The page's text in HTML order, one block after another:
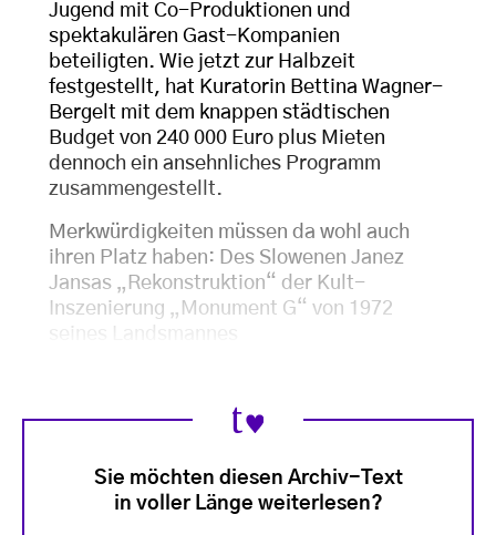
Jugend mit Co-Produktionen und
spektakulären Gast-Kompanien
beteiligten. Wie jetzt zur Halbzeit
festgestellt, hat Kuratorin Bettina Wagner-
Bergelt mit dem knappen städtischen
Budget von 240 000 Euro plus Mieten
dennoch ein ansehnliches Programm
zusammengestellt.
Merkwürdigkeiten müssen da wohl auch
ihren Platz haben: Des Slowenen Janez
Jansas „Rekonstruktion“ der Kult-
Inszenierung „Monument G“ von 1972
seines Landsmannes
Sie möchten diesen Archiv-Text
in voller Länge weiterlesen?